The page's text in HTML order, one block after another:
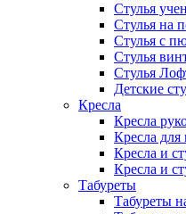
Стулья
Стулья на
Стулья с
Стулья
Стулья
Детские
Кресла
Кресла
Кресла для
Кресла и
Кресла и
Табуреты
Табуреты